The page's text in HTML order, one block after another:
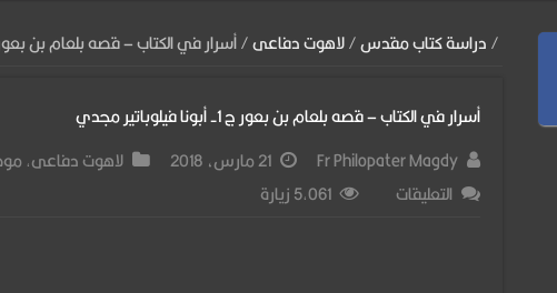
/دراسة كتاب مقدس/لاهوت دفاعى/أسرار في الكتاب – قصه بلعام بن بعور ج 1- أبونا
أسرار في الكتاب – قصه بلعام بن بعور ج 1- أبونا فيلوباتير مجدي
Fr Philopater Magdy
21 مارس، 2018 لاهوت دفاعى,
التعليقات
5,061 زيارة